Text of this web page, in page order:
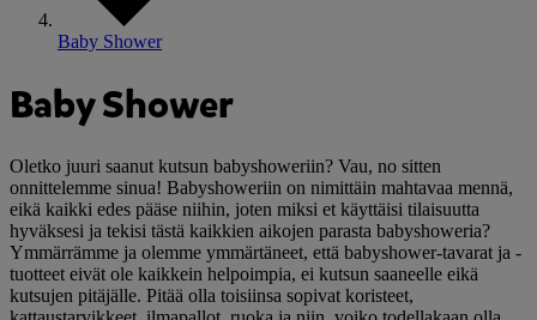
Baby Shower
Baby Shower
Oletko juuri saanut kutsun babyshoweriin? Vau, no sitten
onnittelemme sinua! Babyshoweriin on nimittäin mahtavaa mennä,
eikä kaikki edes pääse niihin, joten miksi et käyttäisi tilaisuutta
hyväksesi ja tekisi tästä kaikkien aikojen parasta babyshoweria?
Ymmärrämme ja olemme ymmärtäneet, että babyshower-tavarat ja -
tuotteet eivät ole kaikkein helpoimpia, ei kutsun saaneelle eikä
kutsujen pitäjälle. Pitää olla toisiinsa sopivat koristeet,